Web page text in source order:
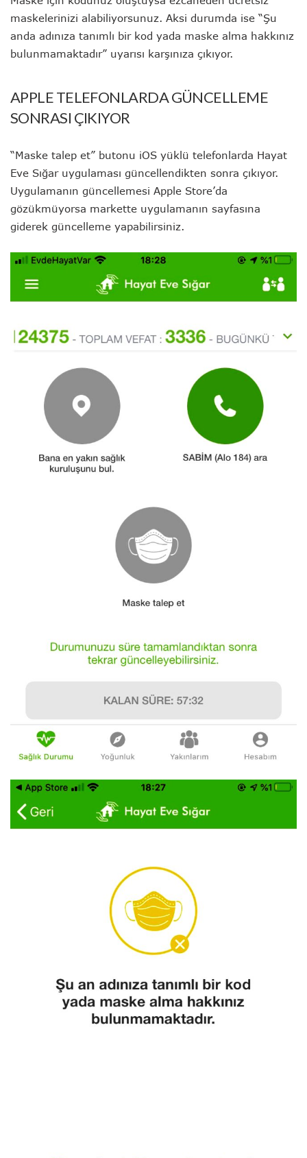
maskelerinizi alabiliyorsunuz. Aksi durumda ise “Şu
anda adınıza tanımlı bir kod yada maske alma hakkınız
bulunmamaktadır” uyarısı karşınıza çıkıyor.
APPLE TELEFONLARDA GÜNCELLEME
SONRASI ÇIKIYOR
“Maske talep et” butonu iOS yüklü telefonlarda Hayat
Eve Sığar uygulaması güncellendikten sonra çıkıyor.
Uygulamanın güncellemesi Apple Store’da
gözükmüyorsa markette uygulamanın sayfasına
giderek güncelleme yapabilirsiniz.